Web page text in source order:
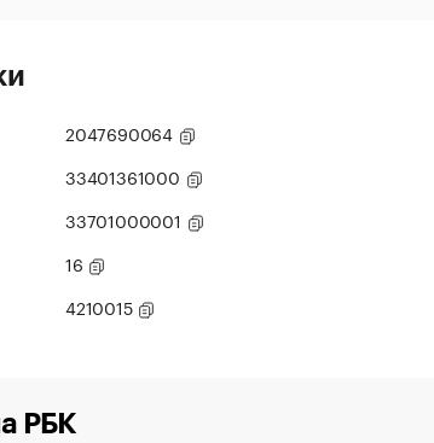
2047690064
33401361000
33701000001
16
4210015
РБК